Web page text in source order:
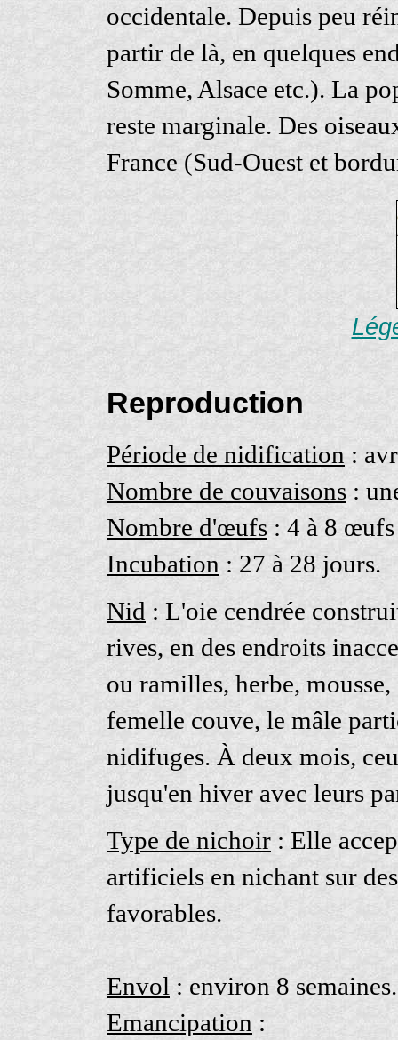
occidentale. Depuis peu
partir de là, en quelques
Somme, Alsace etc.). La
reste marginale. Des
France (Sud-Ouest et
Reproduction
Période de nidification :
Nombre de couvaisons :
Nombre d'œufs : 4 à 8
Incubation : 27 à 28 jours.
Nid : L'oie cendrée
rives, en des endroits
ou ramilles, herbe,
femelle couve, le mâle
nidifuges. À deux mois,
jusqu'en hiver avec leurs
Type de nichoir : Elle
artificiels en nichant sur
favorables.
Envol: environ 8 semaines.
Emancipation :